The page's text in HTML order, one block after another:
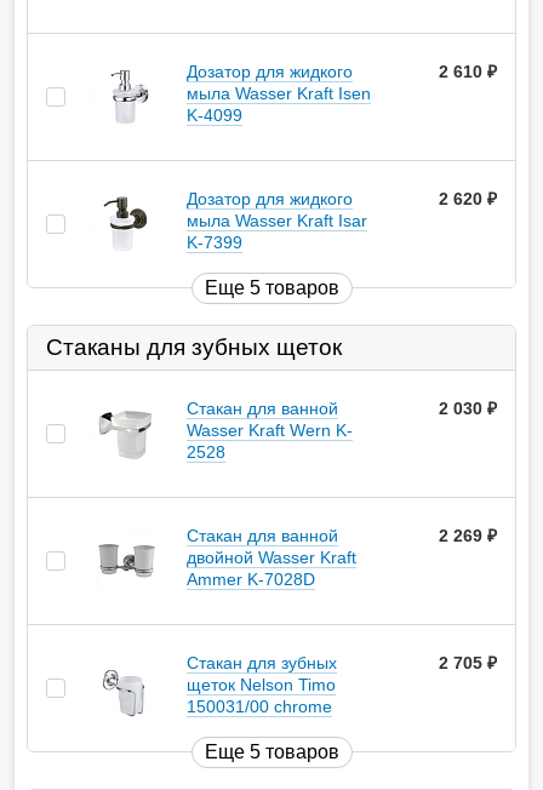
Дозатор для жидкого
мыла Wasser Kraft Isen
K-4099
2 610
Дозатор для жидкого
мыла Wasser Kraft Isar
K-7399
2 620
Еще 5 товаров
Стаканы для зубных щеток
Стакан для ванной
Wasser Kraft Wern K-
2528
2 030
Стакан для ванной
двойной Wasser Kraft
Ammer K-7028D
2 269
Стакан для зубных
щеток Nelson Timo
150031/00 chrome
2 705
Еще 5 товаров